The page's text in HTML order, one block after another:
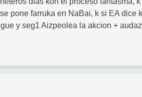
pone farruka en NaBai, k si EA dice
y seg1 Aizpeolea la akcion +